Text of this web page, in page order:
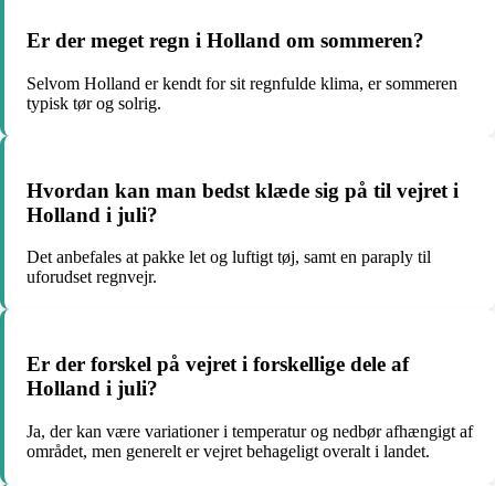
Er der meget regn i Holland om sommeren?
Selvom Holland er kendt for sit regnfulde klima, er sommeren
typisk tør og solrig.
Hvordan kan man bedst klæde sig på til vejret i
Holland i juli?
Det anbefales at pakke let og luftigt tøj, samt en paraply til
uforudset regnvejr.
Er der forskel på vejret i forskellige dele af
Holland i juli?
Ja, der kan være variationer i temperatur og nedbør afhængigt af
området, men generelt er vejret behageligt overalt i landet.